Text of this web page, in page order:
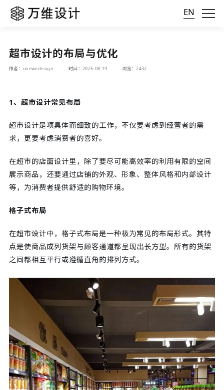
EN
超市设计的布局与优化
作者：onewedesign 时间：2025-08-19 浏览：2432
1、超市设计常见布局
超市设计是项具体而细致的工作，不仅要考虑到经营者的需
求，更要考虑消费者的喜好。
在超市的店面设计里，除了要尽可能高效率的利用有限的空间
展示商品，还要通过店铺的外观、形象、整体风格和内部设计
等，为消费者提供舒适的购物环境。
格子式布局
在超市设计中，格子式布局是一种极为常见的布局形式。其特
点是使商品成列货架与顾客通道都呈现出长方型。所有的货架
之间都相互平行或遵循直角的排列方式。